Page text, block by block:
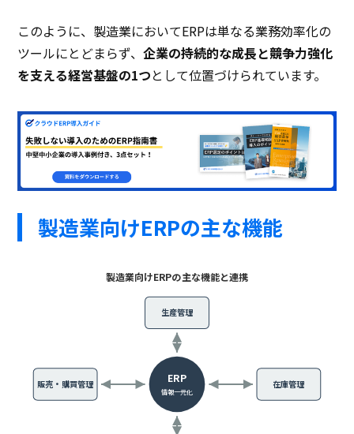
このように、製造業においてERPは単なる業務効率化の
ツールにとどまらず、企業の持続的な成長と競争力強化
を支える経営基盤の1つとして位置づけられています。
製造業向けERPの主な機能
製造業向けERPの主な機能と連携
ERP
情報一元化
生産管理
在庫管理
販売・購買管理